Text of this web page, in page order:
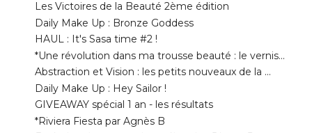
*Une révolution dans ma trousse beauté : le vernis...
Abstraction et Vision : les petits nouveaux de la ...
Daily Make Up : Hey Sailor !
GIVEAWAY spécial 1 an - les résultats
*Riviera Fiesta par Agnès B
Estée Lauder et sa palette élue des Dieux : Bronze...
Le parfait vernis bleu au monde : Bleu Majorelle d...
Rien que pour mes yeux : All about Eyes par Clinique